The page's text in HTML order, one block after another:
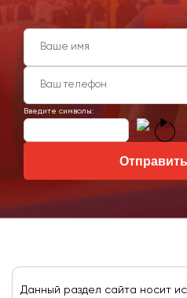
Введите символы:
Данный раздел сайта носит